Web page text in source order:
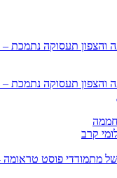
והצפון תעסוקה נתמכת –
והצפון תעסוקה נתמכת –
חממה
קרב
מתמודדי פוסט טראומה